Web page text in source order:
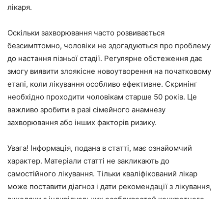
лікаря.
Оскільки захворювання часто розвивається
безсимптомно, чоловіки не здогадуються про проблему
до настання пізньої стадії. Регулярне обстеження дає
змогу виявити злоякісне новоутворення на початковому
етапі, коли лікування особливо ефективне. Скринінг
необхідно проходити чоловікам старше 50 років. Це
важливо зробити в разі сімейного анамнезу
захворювання або інших факторів ризику.
Увага! Інформація, подана в статті, має ознайомчий
характер. Матеріали статті не закликають до
самостійного лікування. Тільки кваліфікований лікар
може поставити діагноз і дати рекомендації з лікування,